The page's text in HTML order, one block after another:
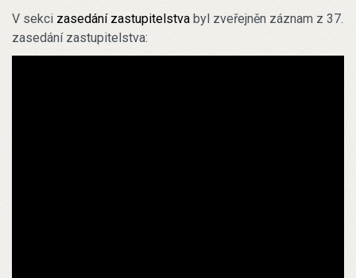
V sekci zasedání zastupitelstva byl zveřejněn záznam z 37.
zasedání zastupitelstva: